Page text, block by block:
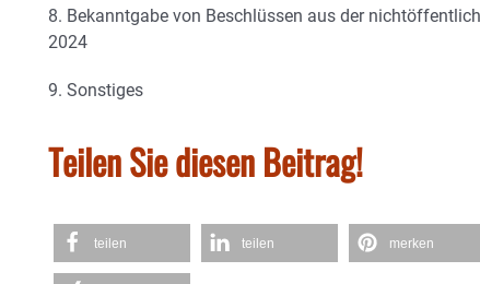
8. Bekanntgabe von Beschlüssen aus der
2024
9. Sonstiges
Teilen Sie diesen Beitrag!
teilen teilen merken